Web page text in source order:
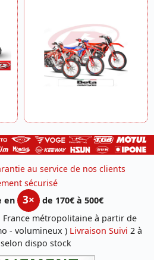
au service de nos clients
sécurisé
en
3×
de 170€ à 500€
France métropolitaine à partir de
- volumineux ) Livraison Suivi 2 à
dispo stock